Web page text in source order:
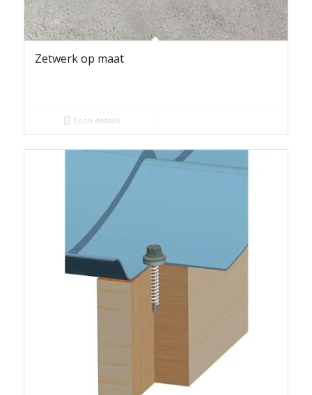
Zetwerk op maat
Toon details